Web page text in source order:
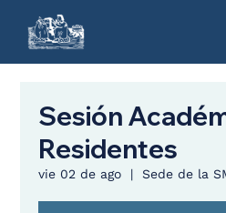
Sesión
Residentes
vie 02 de ago
  |
Sede de la